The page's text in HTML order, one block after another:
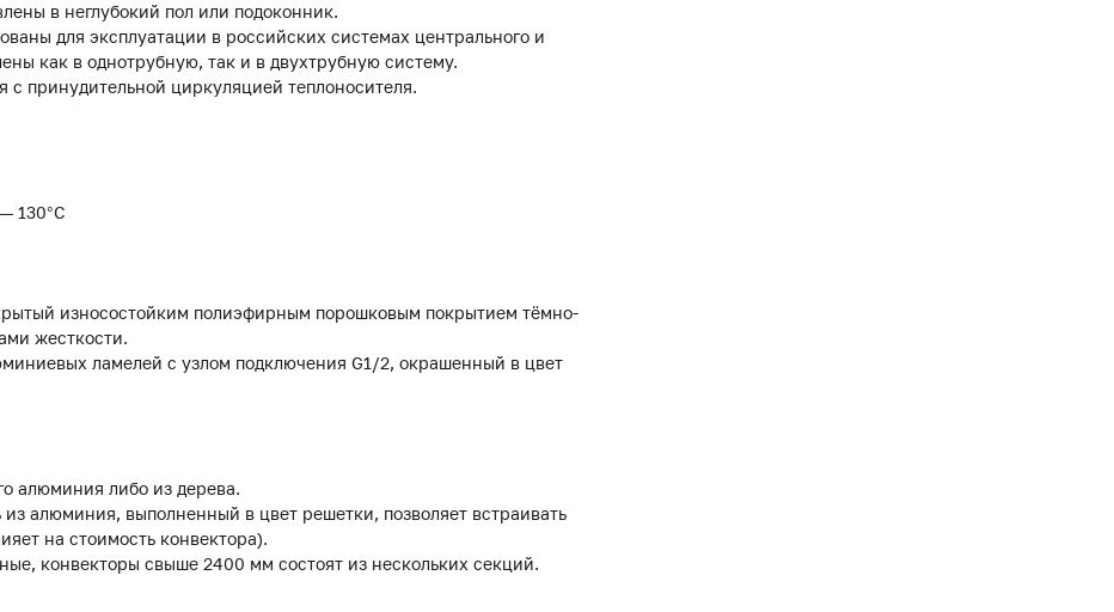
в неглубокий пол или подоконник.
для эксплуатации в российских системах центрального и
как в однотрубную, так и в двухтрубную систему.
принудительной циркуляцией теплоносителя.
130°С
износостойким полиэфирным порошковым покрытием тёмно-
жесткости.
ламелей с узлом подключения G1/2, окрашенный в цвет
алюминия либо из дерева.
алюминия, выполненный в цвет решетки, позволяет встраивать
на стоимость конвектора).
конвекторы свыше 2400 мм состоят из нескольких секций.